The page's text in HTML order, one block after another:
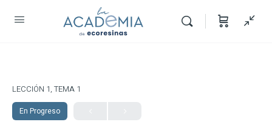
LECCIÓN 1, TEMA 1
En Progreso